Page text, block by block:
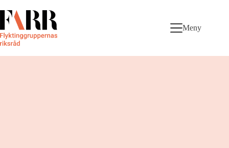
to
content
Meny